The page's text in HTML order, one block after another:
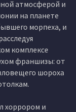
атмосферой и
на планете
морпеха, и
комплексе
франшизы: от
шороха
хоррором и